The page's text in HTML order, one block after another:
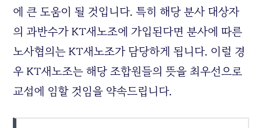
에 큰 도움이 될 것입니다. 특히 해당 분사 대상자
의 과반수가 KT새노조에 가입된다면 분사에 따른
노사협의는 KT새노조가 담당하게 됩니다. 이럴 경
우 KT새노조는 해당 조합원들의 뜻을 최우선으로
교섭에 임할 것임을 약속드립니다.